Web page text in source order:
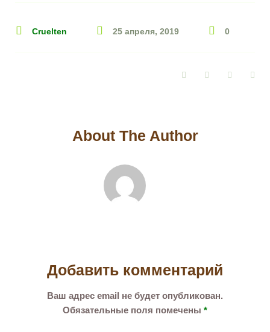
Cruelten 25 апреля, 2019 0
FacebookTwitter Google+
About The Author
Добавить комментарий
Ваш адрес email не будет опубликован.
Обязательные поля помечены *